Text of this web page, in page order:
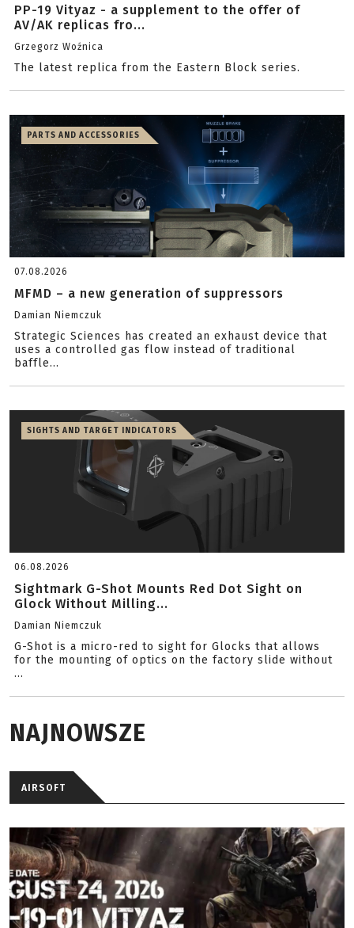
PP-19 Vityaz - a supplement to the offer of
AV/AK replicas fro...
Grzegorz Woźnica
The latest replica from the Eastern Block series.
PARTS AND ACCESSORIES
07.08.2026
MFMD – a new generation of suppressors
Damian Niemczuk
Strategic Sciences has created an exhaust device that
uses a controlled gas flow instead of traditional
baffle...
SIGHTS AND TARGET INDICATORS
06.08.2026
Sightmark G-Shot Mounts Red Dot Sight on
Glock Without Milling...
Damian Niemczuk
G-Shot is a micro-red to sight for Glocks that allows
for the mounting of optics on the factory slide without
...
NAJNOWSZE
AIRSOFT